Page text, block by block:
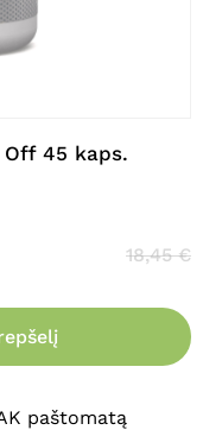
Off 45 kaps.
18,45€
paštomatą
jų nebereiktų
kartą vėl norėsiu